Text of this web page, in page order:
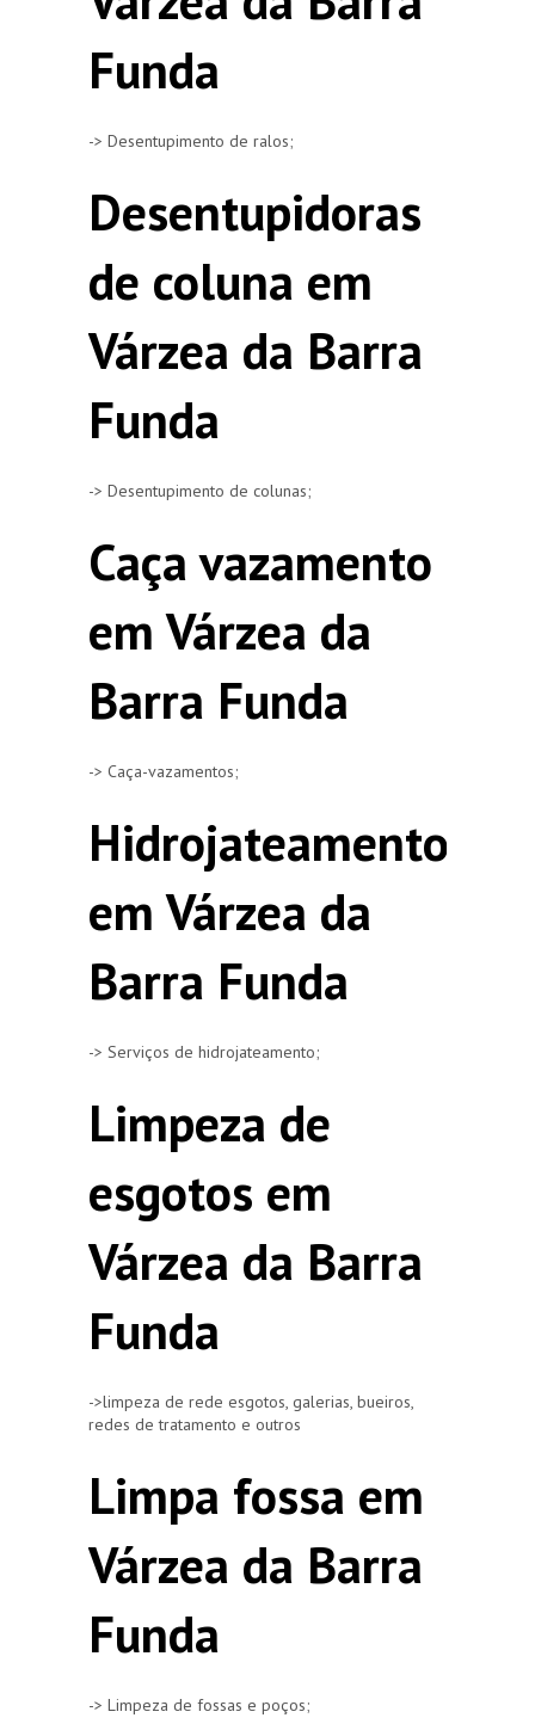
Funda
-> Desentupimento de ralos;
Desentupidoras
de coluna em
Várzea da Barra
Funda
-> Desentupimento de colunas;
Caça vazamento
em Várzea da
Barra Funda
-> Caça-vazamentos;
Hidrojateamento
em Várzea da
Barra Funda
-> Serviços de hidrojateamento;
Limpeza de
esgotos em
Várzea da Barra
Funda
->limpeza de rede esgotos, galerias, bueiros,
redes de tratamento e outros
Limpa fossa em
Várzea da Barra
Funda
-> Limpeza de fossas e poços;